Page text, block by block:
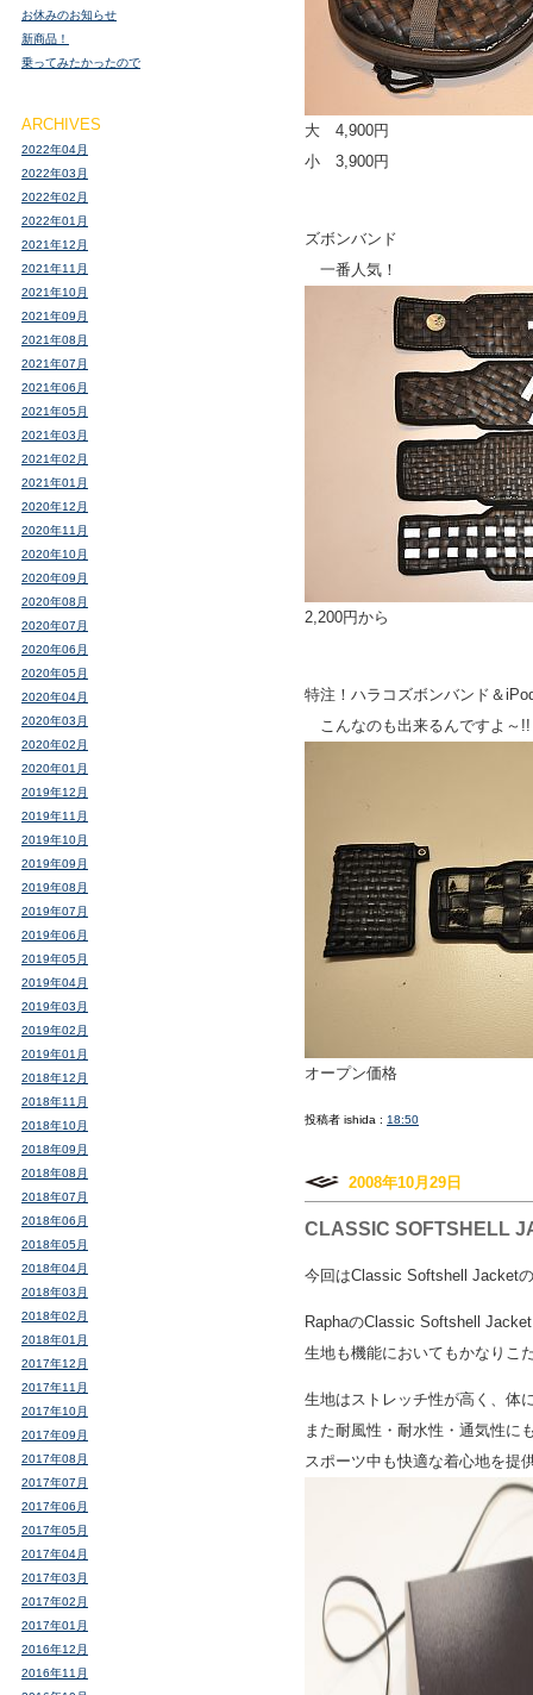
大 4,900円
小 3,900円
ズボンバンド
一番人気！
2,200円から
特注！ハラコズボンバンド＆
こんなのも出来るんですよ～!!
オープン価格
投稿者 ishida : 18:50
2008年10月29日
CLASSIC SOFTSHELL
今回はClassic Softshell Jacket
RaphaのClassic Softshell
生地も機能においてもかなりこ
生地はストレッチ性が高く、体
また耐風性・耐水性・通気性に
スポーツ中も快適な着心地を提
お休みのお知らせ
新商品！
乗ってみたかったので
ARCHIVES
2022年04月
2022年03月
2022年02月
2022年01月
2021年12月
2021年11月
2021年10月
2021年09月
2021年08月
2021年07月
2021年06月
2021年05月
2021年03月
2021年02月
2021年01月
2020年12月
2020年11月
2020年10月
2020年09月
2020年08月
2020年07月
2020年06月
2020年05月
2020年04月
2020年03月
2020年02月
2020年01月
2019年12月
2019年11月
2019年10月
2019年09月
2019年08月
2019年07月
2019年06月
2019年05月
2019年04月
2019年03月
2019年02月
2019年01月
2018年12月
2018年11月
2018年10月
2018年09月
2018年08月
2018年07月
2018年06月
2018年05月
2018年04月
2018年03月
2018年02月
2018年01月
2017年12月
2017年11月
2017年10月
2017年09月
2017年08月
2017年07月
2017年06月
2017年05月
2017年04月
2017年03月
2017年02月
2017年01月
2016年12月
2016年11月